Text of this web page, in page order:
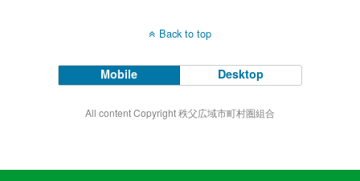
Back to top
Mobile Desktop
All content Copyright 秩父広域市町村圏組合